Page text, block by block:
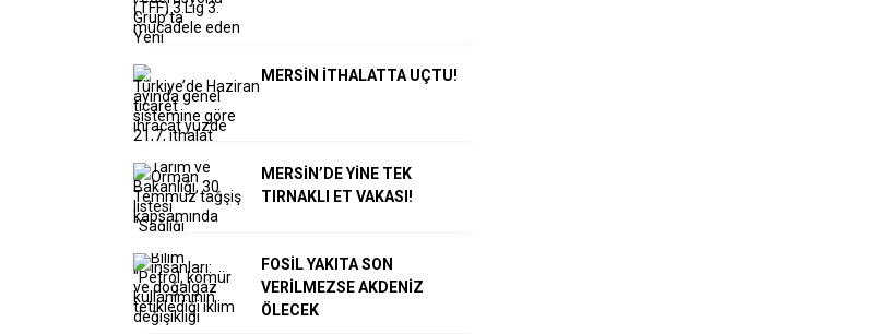
MERSİN İTHALATTA UÇTU!
MERSİN’DE YİNE TEK
TIRNAKLI ET VAKASI!
FOSİL YAKITA SON
VERİLMEZSE AKDENİZ
ÖLECEK